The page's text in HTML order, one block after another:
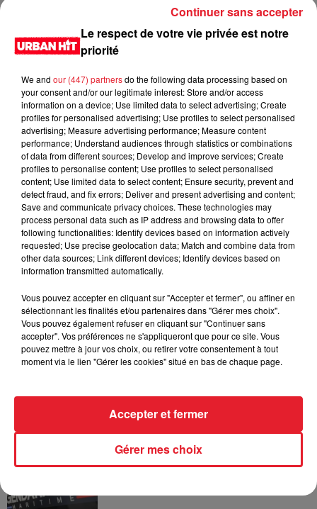
peut-il attendre son procès en liberté ?
LES DERNIÈRES NEWS Voir plus
Jay-Z se bat contre la grand-mère
d'un homme prétendant être son fils
Cassie met fin à une ex-escorte
masculine dans sa bataille...
Des vitres tombent de la tour
entre...
Incendies en Gironde : encore
Bouches-du-Rhône : les ossements
Le respect de votre vie privée est notre
priorité
We and our (447) partnersdo the following data processing based on
your consent and/or our legitimate interest: Store and/or access
information on a device; Use limited data to select advertising; Create
profiles for personalised advertising; Use profiles to select personalised
advertising; Measure advertising performance; Measure content
performance; Understand audiences through statistics or combinations
of data from different sources; Develop and improve services; Create
profiles to personalise content; Use profiles to select personalised
content; Use limited data to select content; Ensure security, prevent and
detect fraud, and fix errors; Deliver and present advertising and content;
Save and communicate privacy choices. These technologies may
process personal data such as IP address and browsing data to offer
following functionalities: Identify devices based on information actively
requested; Use precise geolocation data; Match and combine data from
other data sources; Link different devices; Identify devices based on
information transmitted automatically.
Vous pouvez accepter en cliquant sur "Accepter et fermer", ou affiner en
sélectionnant les finalités et/ou partenaires dans "Gérer mes choix".
Vous pouvez également refuser en cliquant sur "Continuer sans
accepter". Vos préférences ne s'appliqueront que pour ce site. Vous
pouvez mettre à jour vos choix, ou retirer votre consentement à tout
moment via le lien "Gérer les cookies" situé en bas de chaque page.
Gérer mes choix
Accepter et fermer
Continuer sans accepter